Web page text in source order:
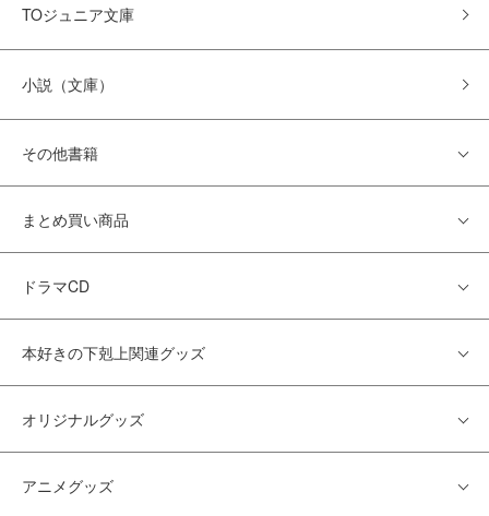
TOジュニア文庫
小説（文庫）
その他書籍
まとめ買い商品
ドラマCD
本好きの下剋上関連グッズ
オリジナルグッズ
アニメグッズ